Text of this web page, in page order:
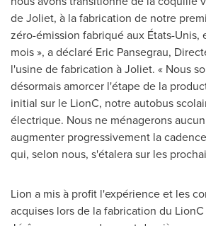
deJoliet, à la fabrication de notre
zéro-émission fabriqué aux États-Unis,
mois », a déclaré Eric Pansegrau,
l'usine de fabrication àJoliet. « Nous
désormais amorcer l'étape de la
initial sur le LionC, notre autobus
électrique. Nous ne ménagerons
augmenter progressivement la
qui, selon nous, s'étalera sur les
Lion a mis à profit l'expérience et les
acquises lors de la fabrication du